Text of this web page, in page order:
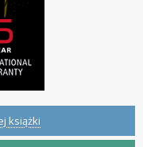
książki